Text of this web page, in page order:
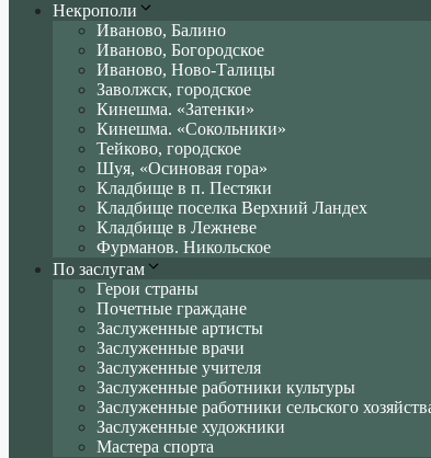
Некрополи
Иваново, Балино
Иваново, Богородское
Иваново, Ново-Талицы
Заволжск, городское
Кинешма. «Затенки»
Кинешма. «Сокольники»
Тейково, городское
Шуя, «Осиновая гора»
Кладбище в п. Пестяки
Кладбище поселка Верхний Ландех
Кладбище в Лежневе
Фурманов. Никольское
По заслугам
Герои страны
Почетные граждане
Заслуженные артисты
Заслуженные врачи
Заслуженные учителя
Заслуженные работники культуры
Заслуженные работники сельского
Заслуженные художники
Мастера спорта